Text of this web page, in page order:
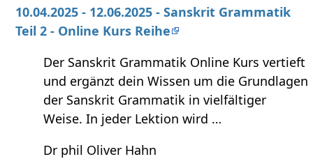
10.04.2025 - 12.06.2025 - Sanskrit Grammatik
Teil 2 - Online Kurs Reihe
Der Sanskrit Grammatik Online Kurs vertieft
und ergänzt dein Wissen um die Grundlagen
der Sanskrit Grammatik in vielfältiger
Weise. In jeder Lektion wird …
Dr phil Oliver Hahn